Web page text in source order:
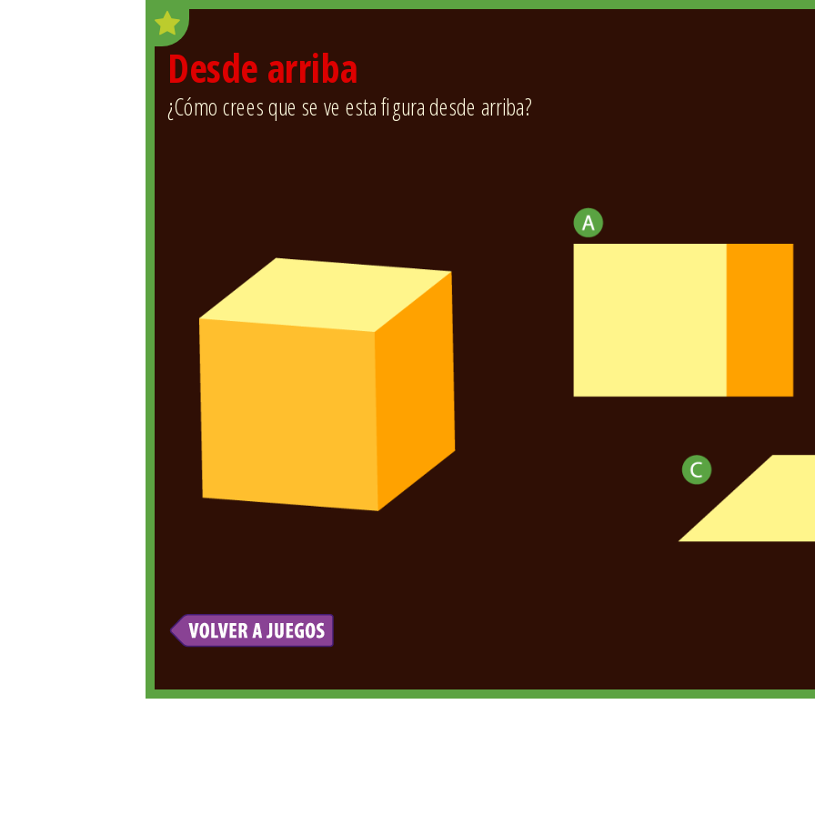
Desde arriba
¿Cómo crees que se ve esta figura desde arriba?